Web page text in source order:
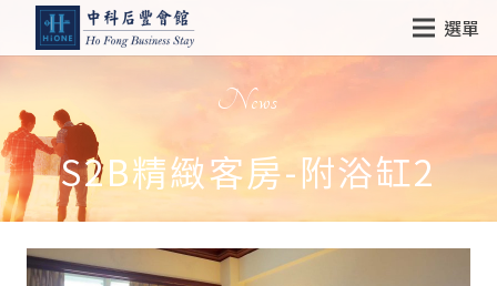
選單
News
S2B精緻客房-附浴缸2